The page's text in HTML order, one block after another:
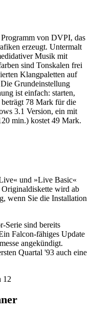
von DVPI, das
erzeugt. Untermalt
Musik mit
sind Tonskalen frei
Klangpaletten auf
Grundeinstellung
ist einfach: starten,
78 Mark für die
3.1 Version, ein mit
min.) kostet 49 Mark.
und »Live Basic«
Originaldiskette wird ab
wenn Sie die Installation
Serie sind bereits
Falcon-fähiges Update
angekündigt.
Quartal '93 auch eine
12